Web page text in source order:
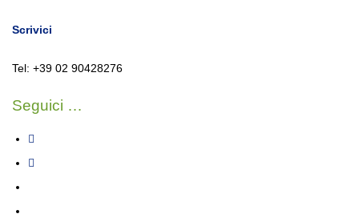
Scrivici
Tel: +39 02 90428276
Seguici …